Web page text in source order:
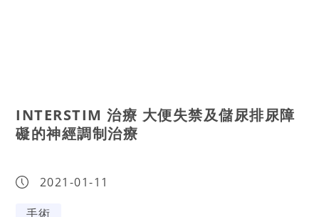
INTERSTIM 治療 大便失禁及儲尿排尿障
礙的神經調制治療
2021-01-11
手術